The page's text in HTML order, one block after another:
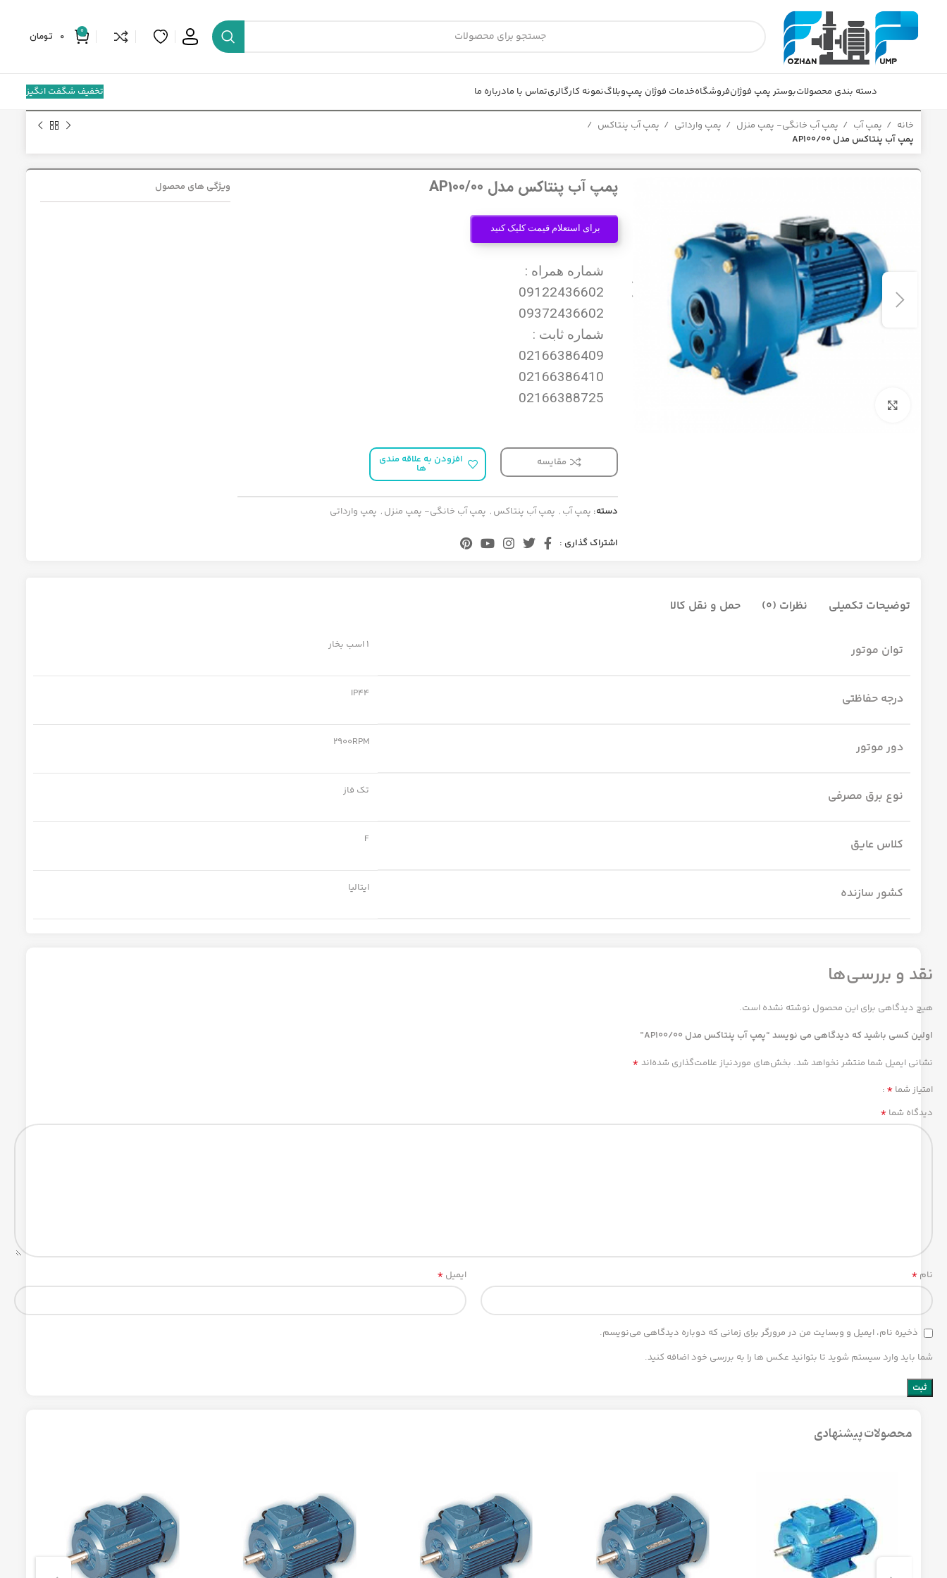
0
0 تومان
دسته بندی محصولاتبوستر پمپ فوژانفروشگاهخدمات فوژان پمپوبلاگنمونه کارگالریتماس با مادرباره ما تخفیف شگفت انگیز
خانه پمپ آب پمپ آب خانگی- پمپ منزل پمپ وارداتی
پمپ آب پنتاکس
پمپ آب پنتاکس مدل AP100/00
پمپ آب پنتاکس مدل AP100/00
برای استعلام قیمت کلیک کنید
شماره همراه :
09122436602
09372436602
شماره ثابت :
02166386409
02166386410
02166388725
مقایسه افزودن به علاقه مندی
ها
دسته: پمپ آب , پمپ آب پنتاکس , پمپ آب خانگی- پمپ منزل , پمپ وارداتی
اشتراک گذاری :
ویژگی های محصول
توضیحات تکمیلی نظرات (0) حمل و نقل کالا
توان موتور 1 اسب بخار
درجه حفاظتی IP44
دور موتور 2900RPM
نوع برق مصرفی تک فاز
کلاس عایق F
کشور سازنده ایتالیا
نقد و بررسی‌ها
هیچ دیدگاهی برای این محصول نوشته نشده است.
اولین کسی باشید که دیدگاهی می نویسد “پمپ آب پنتاکس مدل AP100/00”
نشانی ایمیل شما منتشر نخواهد شد. بخش‌های موردنیاز علامت‌گذاری شده‌اند *
امتیاز شما *
دیدگاه شما *
نام * ایمیل *
ذخیره نام، ایمیل و وبسایت من در مرورگر برای زمانی که دوباره دیدگاهی می‌نویسم.
شما باید وارد سیستم شوید تا بتوانید عکس ها را به بررسی خود اضافه کنید.
محصولات پیشنهادی